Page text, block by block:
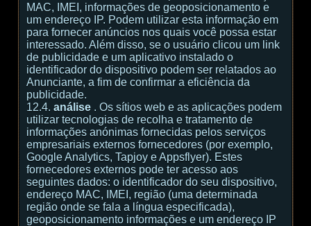
MAC, IMEI, informações de geoposicionamento e
um endereço IP. Podem utilizar esta informação em
para fornecer anúncios nos quais você possa estar
interessado. Além disso, se o usuário clicou um link
de publicidade e um aplicativo instalado o
identificador do dispositivo podem ser relatados ao
Anunciante, a fim de confirmar a eficiência da
publicidade.
12.4. análise . Os sítios web e as aplicações podem
utilizar tecnologias de recolha e tratamento de
informações anónimas fornecidas pelos serviços
empresariais externos fornecedores (por exemplo,
Google Analytics, Tapjoy e Appsflyer). Estes
fornecedores externos pode ter acesso aos
seguintes dados: o identificador do seu dispositivo,
endereço MAC, IMEI, região (uma determinada
região onde se fala a língua especificada),
geoposicionamento informações e um endereço IP